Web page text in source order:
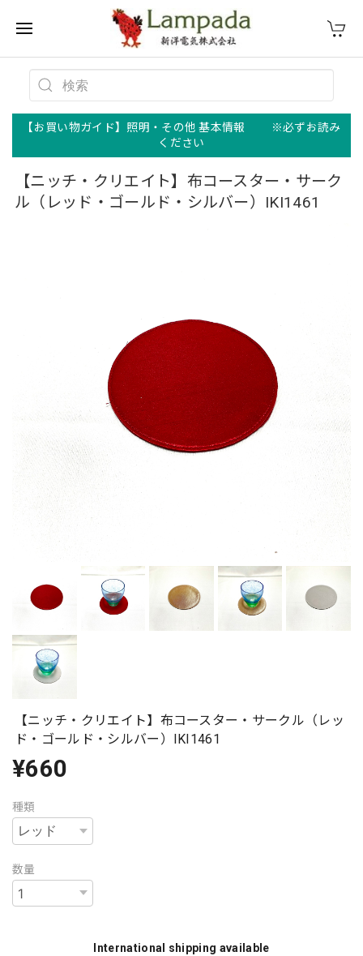
【お買い物ガイド】照明・その他 基本情報 ※必ずお読み
ください
【ニッチ・クリエイト】布コースター・サーク
ル（レッド・ゴールド・シルバー）IKI1461
【ニッチ・クリエイト】布コースター・サークル（レッ
ド・ゴールド・シルバー）IKI1461
¥660
種類
数量
International shipping available